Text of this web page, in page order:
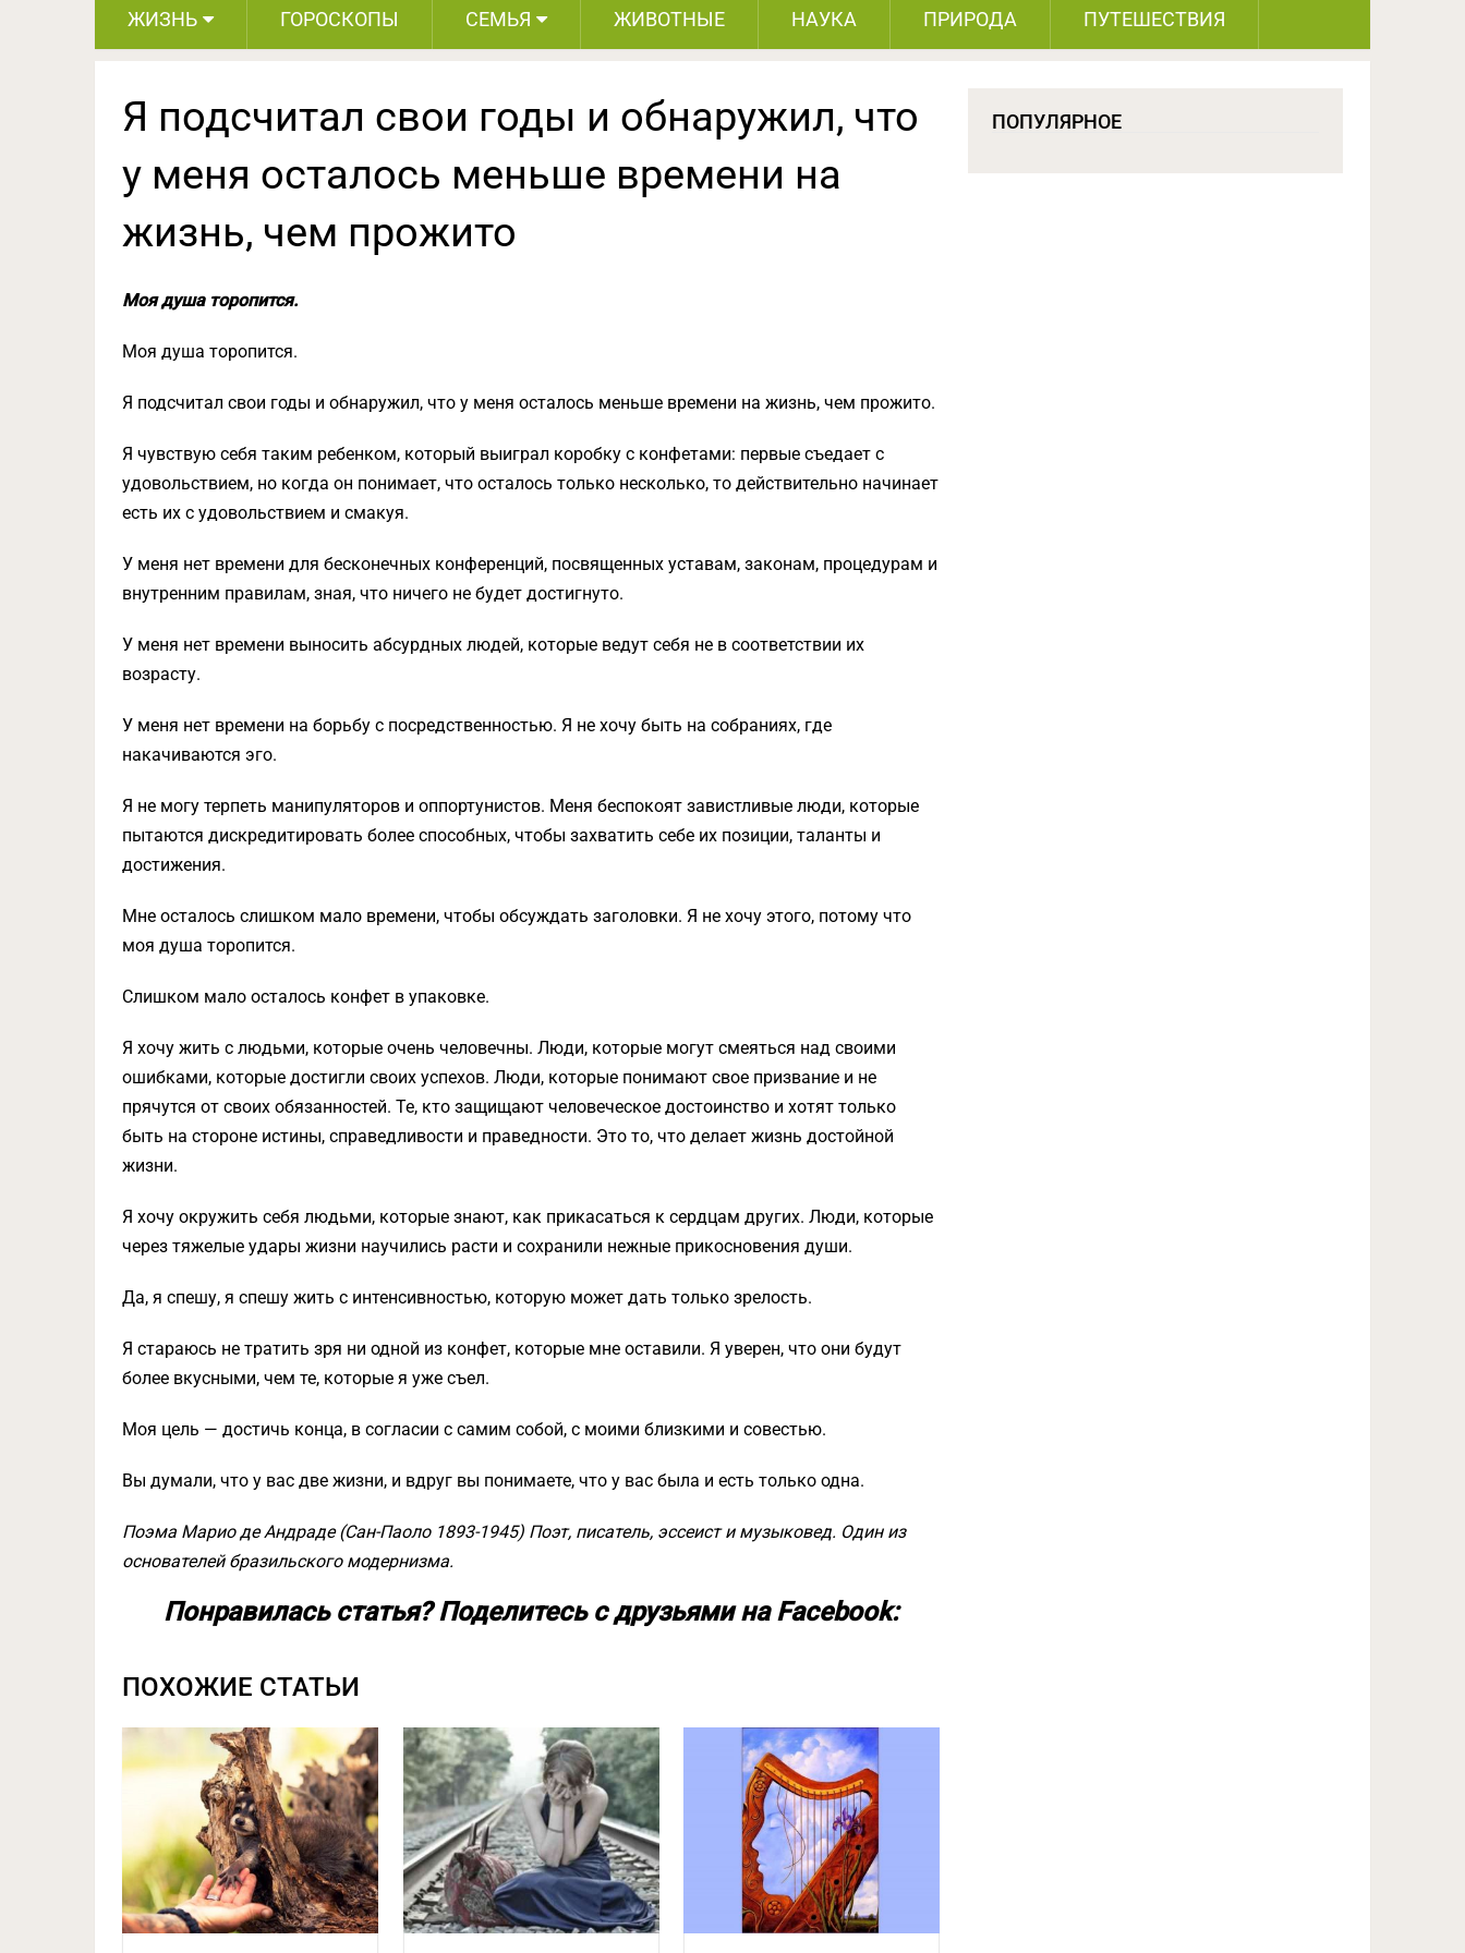
ЖИЗНЬ ГОРОСКОПЫ СЕМЬЯ ЖИВОТНЫЕ НАУКА ПРИРОДА ПУТЕШЕСТВИЯ
Я подсчитал свои годы и обнаружил, что
у меня осталось меньше времени на
жизнь, чем прожито
Моя душа торопится.
Моя душа торопится.
Я подсчитал свои годы и обнаружил, что у меня осталось меньше времени на жизнь, чем прожито.
Я чувствую себя таким ребенком, который выиграл коробку с конфетами: первые съедает с
удовольствием, но когда он понимает, что осталось только несколько, то действительно начинает
есть их с удовольствием и смакуя.
У меня нет времени для бесконечных конференций, посвященных уставам, законам, процедурам и
внутренним правилам, зная, что ничего не будет достигнуто.
У меня нет времени выносить абсурдных людей, которые ведут себя не в соответствии их
возрасту.
У меня нет времени на борьбу с посредственностью. Я не хочу быть на собраниях, где
накачиваются эго.
Я не могу терпеть манипуляторов и оппортунистов. Меня беспокоят завистливые люди, которые
пытаются дискредитировать более способных, чтобы захватить себе их позиции, таланты и
достижения.
Мне осталось слишком мало времени, чтобы обсуждать заголовки. Я не хочу этого, потому что
моя душа торопится.
Слишком мало осталось конфет в упаковке.
Я хочу жить с людьми, которые очень человечны. Люди, которые могут смеяться над своими
ошибками, которые достигли своих успехов. Люди, которые понимают свое призвание и не
прячутся от своих обязанностей. Те, кто защищают человеческое достоинство и хотят только
быть на стороне истины, справедливости и праведности. Это то, что делает жизнь достойной
жизни.
Я хочу окружить себя людьми, которые знают, как прикасаться к сердцам других. Люди, которые
через тяжелые удары жизни научились расти и сохранили нежные прикосновения души.
Да, я спешу, я спешу жить с интенсивностью, которую может дать только зрелость.
Я стараюсь не тратить зря ни одной из конфет, которые мне оставили. Я уверен, что они будут
более вкусными, чем те, которые я уже съел.
Моя цель — достичь конца, в согласии с самим собой, с моими близкими и совестью.
Вы думали, что у вас две жизни, и вдруг вы понимаете, что у вас была и есть только одна.
Поэма Марио де Андраде (Сан-Паоло 1893-1945) Поэт, писатель, эссеист и музыковед. Один из
основателей бразильского модернизма.
Понравилась статья? Поделитесь с друзьями на Facebook:
ПОХОЖИЕ СТАТЬИ
ПОПУЛЯРНОЕ